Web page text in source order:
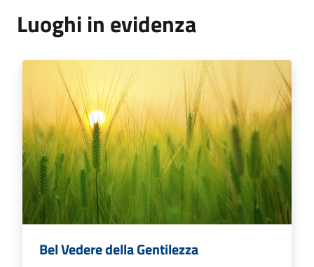
Luoghi in evidenza
Bel Vedere della Gentilezza